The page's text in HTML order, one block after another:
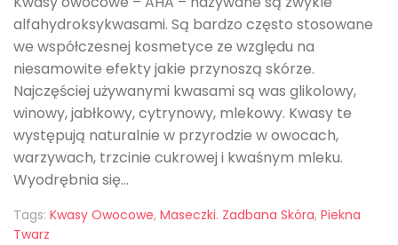
alfahydroksykwasami. Są bardzo często stosowane
we współczesnej kosmetyce ze względu na
niesamowite efekty jakie przynoszą skórze.
Najczęściej używanymi kwasami są was glikolowy,
winowy, jabłkowy, cytrynowy, mlekowy. Kwasy te
występują naturalnie w przyrodzie w owocach,
warzywach, trzcinie cukrowej i kwaśnym mleku.
Wyodrębnia się...
Tags: Kwasy Owocowe, Maseczki. Zadbana Skóra, Piekna
Twarz